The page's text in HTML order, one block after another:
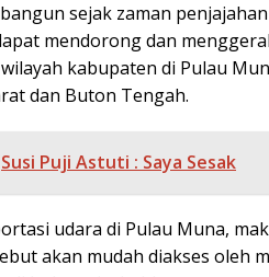
sejak zaman
mendorong dan
kabupaten di Pulau
dan Buton Tengah.
Susi Puji Astuti : Saya Sesak
udara di Pulau Muna,
akan mudah diakses oleh